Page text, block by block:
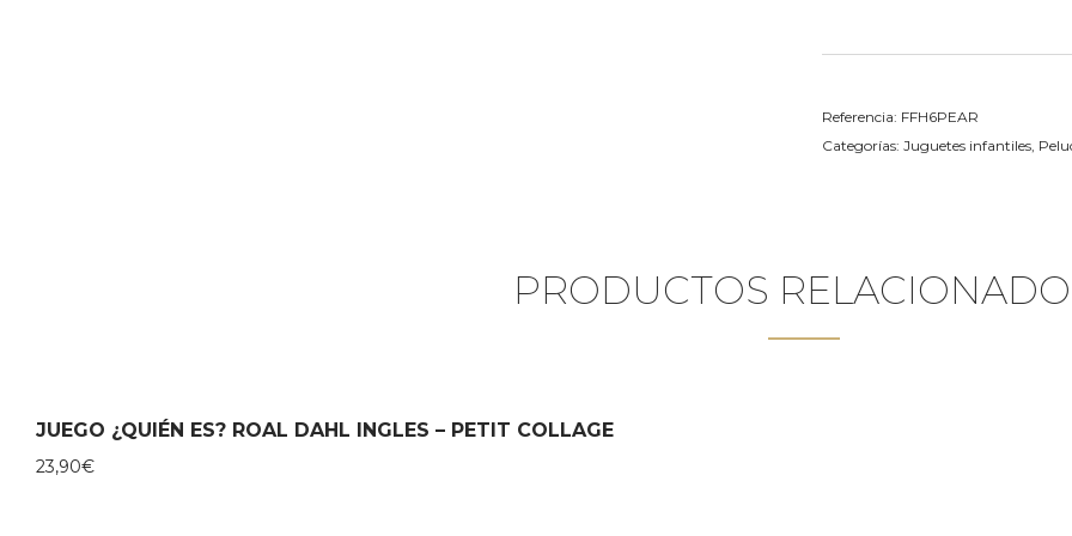
Referencia: FFH6PEAR
Categorías: Juguetes infantiles
PRODUCTOS
JUEGO ¿QUIÉN ES? ROAL DAHL INGLES – PETIT COLLAGE
23,90€